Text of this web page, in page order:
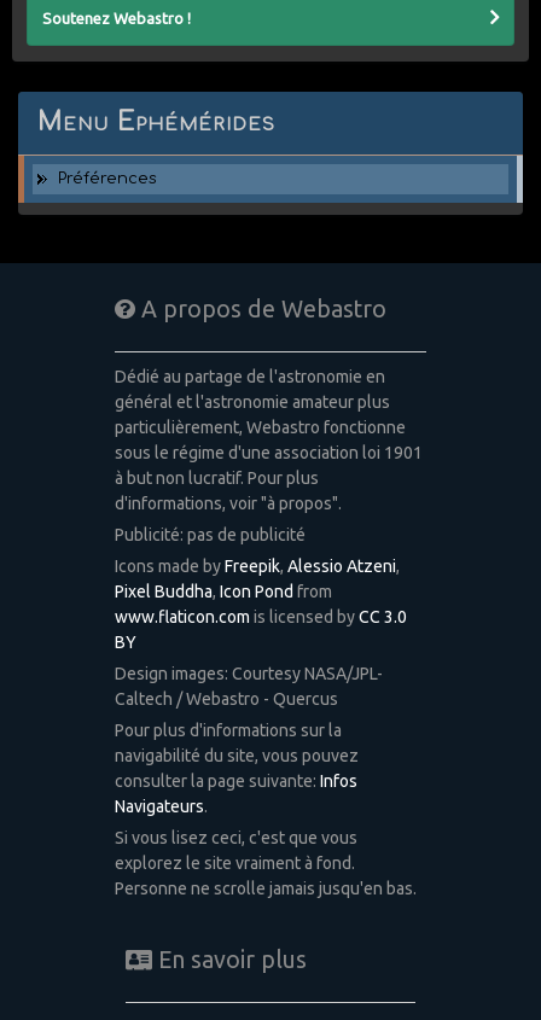
Soutenez Webastro !
Menu Ephémérides
Préférences
A propos de Webastro
Dédié au partage de l'astronomie en
général et l'astronomie amateur plus
particulièrement, Webastro fonctionne
sous le régime d'une association loi 1901
à but non lucratif. Pour plus
d'informations, voir "à propos".
Publicité: pas de publicité
Icons made byFreepik, Alessio Atzeni,
Pixel Buddha, Icon Pond from
www.flaticon.com is licensed byCC 3.0
BY
Design images: Courtesy NASA/JPL-
Caltech / Webastro - Quercus
Pour plus d'informations sur la
navigabilité du site, vous pouvez
consulter la page suivante: Infos
Navigateurs.
Si vous lisez ceci, c'est que vous
explorez le site vraiment à fond.
Personne ne scrolle jamais jusqu'en bas.
En savoir plus